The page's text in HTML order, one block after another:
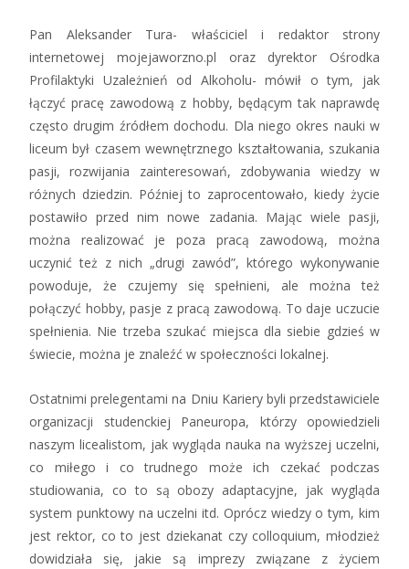
Pan Aleksander Tura- właściciel i redaktor strony
internetowej mojejaworzno.pl oraz dyrektor Ośrodka
Profilaktyki Uzależnień od Alkoholu- mówił o tym, jak
łączyć pracę zawodową z hobby, będącym tak naprawdę
często drugim źródłem dochodu. Dla niego okres nauki w
liceum był czasem wewnętrznego kształtowania, szukania
pasji, rozwijania zainteresowań, zdobywania wiedzy w
różnych dziedzin. Później to zaprocentowało, kiedy życie
postawiło przed nim nowe zadania. Mając wiele pasji,
można realizować je poza pracą zawodową, można
uczynić też z nich „drugi zawód”, którego wykonywanie
powoduje, że czujemy się spełnieni, ale można też
połączyć hobby, pasje z pracą zawodową. To daje uczucie
spełnienia. Nie trzeba szukać miejsca dla siebie gdzieś w
świecie, można je znaleźć w społeczności lokalnej.
Ostatnimi prelegentami na Dniu Kariery byli przedstawiciele
organizacji studenckiej Paneuropa, którzy opowiedzieli
naszym licealistom, jak wygląda nauka na wyższej uczelni,
co miłego i co trudnego może ich czekać podczas
studiowania, co to są obozy adaptacyjne, jak wygląda
system punktowy na uczelni itd. Oprócz wiedzy o tym, kim
jest rektor, co to jest dziekanat czy colloquium, młodzież
dowidziała się, jakie są imprezy związane z życiem